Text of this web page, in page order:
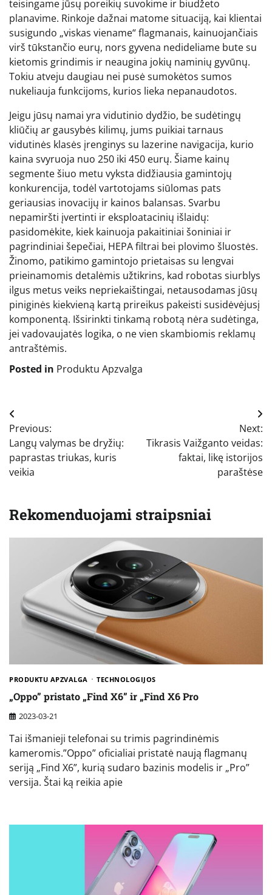
teisingame jūsų poreikių suvokime ir biudžeto
planavime. Rinkoje dažnai matome situaciją, kai klientai
susigundo „viskas viename“ flagmanais, kainuojančiais
virš tūkstančio eurų, nors gyvena nedideliame bute su
kietomis grindimis ir neaugina jokių naminių gyvūnų.
Tokiu atveju daugiau nei pusė sumokėtos sumos
nukeliauja funkcijoms, kurios lieka nepanaudotos.
Jeigu jūsų namai yra vidutinio dydžio, be sudėtingų
kliūčių ar gausybės kilimų, jums puikiai tarnaus
vidutinės klasės įrenginys su lazerine navigacija, kurio
kaina svyruoja nuo 250 iki 450 eurų. Šiame kainų
segmente šiuo metu vyksta didžiausia gamintojų
konkurencija, todėl vartotojams siūlomas pats
geriausias inovacijų ir kainos balansas. Svarbu
nepamiršti įvertinti ir eksploatacinių išlaidų:
pasidomėkite, kiek kainuoja pakaitiniai šoniniai ir
pagrindiniai šepečiai, HEPA filtrai bei plovimo šluostės.
Žinomo, patikimo gamintojo prietaisas su lengvai
prieinamomis detalėmis užtikrins, kad robotas siurblys
ilgus metus veiks nepriekaištingai, netausodamas jūsų
piniginės kiekvieną kartą prireikus pakeisti susidėvėjusį
komponentą. Išsirinkti tinkamą robotą nėra sudėtinga,
jei vadovaujatės logika, o ne vien skambiomis reklamų
antraštėmis.
Posted in Produktu Apzvalga
Navigacija
tarp
įrašų
Previous:
Langų valymas be dryžių:
paprastas triukas, kuris
veikia
Next:
Tikrasis Vaižganto veidas:
faktai, likę istorijos
paraštėse
Rekomenduojami straipsniai
PRODUKTU APZVALGA TECHNOLOGIJOS
„Oppo” pristato „Find X6” ir „Find X6 Pro
2023-03-21
Tai išmanieji telefonai su trimis pagrindinėmis
kameromis.”Oppo” oficialiai pristatė naują flagmanų
seriją „Find X6”, kurią sudaro bazinis modelis ir „Pro”
versija. Štai ką reikia apie